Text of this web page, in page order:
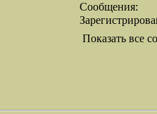
Сообщения:
Показать все